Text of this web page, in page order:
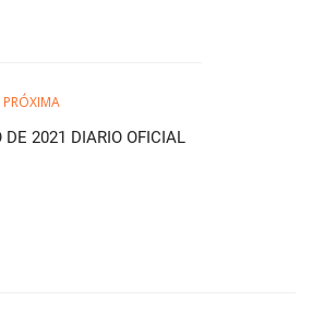
PRÓXIMA
2021 DIARIO OFICIAL